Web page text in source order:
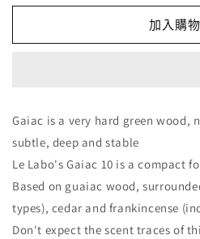
東
Gaiac
10
數
量
減
少
東
Gaiac
10
數
量
增
加
加入購
Gaiac is a very hard green wood,
subtle, deep and stable
Le Labo's Gaiac 10 is a compact
Based on guaiac wood,
types), cedar and frankincense
Don't expect the scent traces of